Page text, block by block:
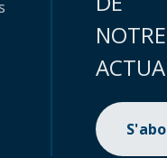
NOTRE